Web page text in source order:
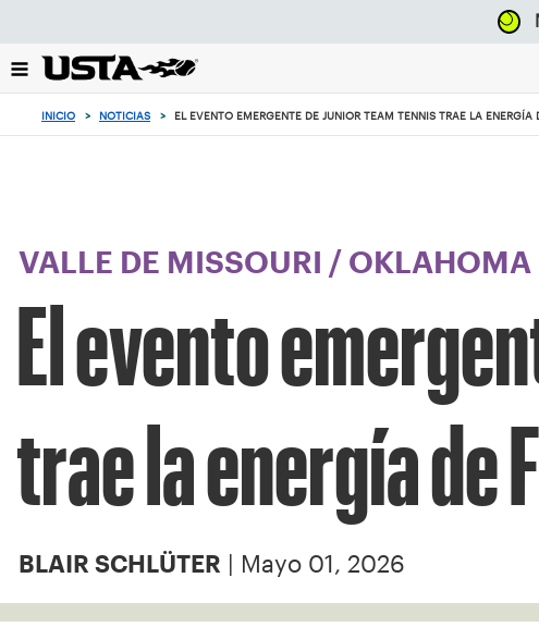
el
botón
INICIO > NOTICIAS > EL EVENTO EMERGENTE DE JUNIOR TEAM TENNIS TRAE LA ENERGÍA
VALLE DE MISSOURI / OKLAHOMA
El evento
trae la energía de
BLAIR SCHLÜTER | Mayo 01, 2026